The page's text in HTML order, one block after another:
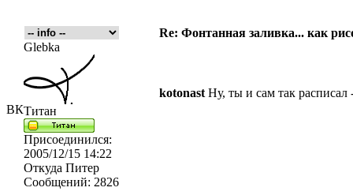
ВК
Re: Фонтанная заливка... как
Glebka
Титан
Присоединился:
2005/12/15 14:22
Откуда Питер
Сообщений: 2826
kotonast Ну, ты и сам так расписал